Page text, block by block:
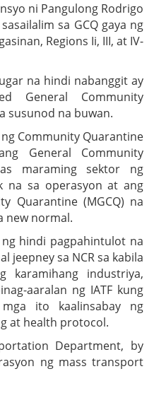
ni Pangulong Rodrigo
sa GCQ gaya ng
Regions Ii, III, at IV-
na hindi nabanggit ay
General Community
susunod na buwan.
Community Quarantine
General Community
maraming sektor ng
na sa operasyon at ang
Quarantine (MGCQ) na
new normal.
hindi pagpahintulot na
jeepney sa NCR sa kabila
karamihang industriya,
aaralan ng IATF kung
ito kaalinsabay ng
at health protocol.
Department, by
ng mass transport